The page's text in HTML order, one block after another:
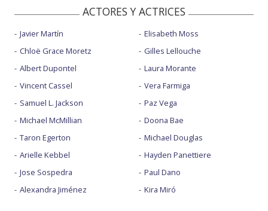
ACTORES Y ACTRICES
Javier Martín
Chloë Grace Moretz
Albert Dupontel
Vincent Cassel
Samuel L. Jackson
Michael McMillian
Taron Egerton
Arielle Kebbel
Jose Sospedra
Alexandra Jiménez
Elisabeth Moss
Gilles Lellouche
Laura Morante
Vera Farmiga
Paz Vega
Doona Bae
Michael Douglas
Hayden Panettiere
Paul Dano
Kira Miró